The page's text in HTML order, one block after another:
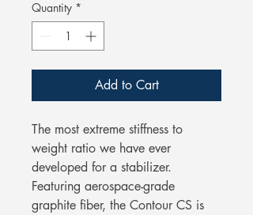
Quantity *
Add to Cart
The most extreme stiffness to
weight ratio we have ever
developed for a stabilizer.
Featuring aerospace-grade
graphite fiber, the Contour CS is